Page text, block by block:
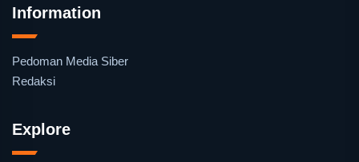
Information
Pedoman Media Siber
Redaksi
Explore